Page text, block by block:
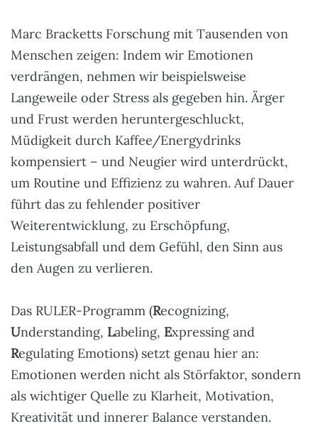
Marc Bracketts Forschung mit Tausenden von
Menschen zeigen: Indem wir Emotionen
verdrängen, nehmen wir beispielsweise
Langeweile oder Stress als gegeben hin. Ärger
und Frust werden heruntergeschluckt,
Müdigkeit durch Kaffee/Energydrinks
kompensiert – und Neugier wird unterdrückt,
um Routine und Effizienz zu wahren. Auf Dauer
führt das zu fehlender positiver
Weiterentwicklung, zu Erschöpfung,
Leistungsabfall und dem Gefühl, den Sinn aus
den Augen zu verlieren.
Das RULER-Programm (Recognizing,
Understanding, Labeling, Expressing and
Regulating Emotions) setzt genau hier an:
Emotionen werden nicht als Störfaktor, sondern
als wichtiger Quelle zu Klarheit, Motivation,
Kreativität und innerer Balance verstanden.